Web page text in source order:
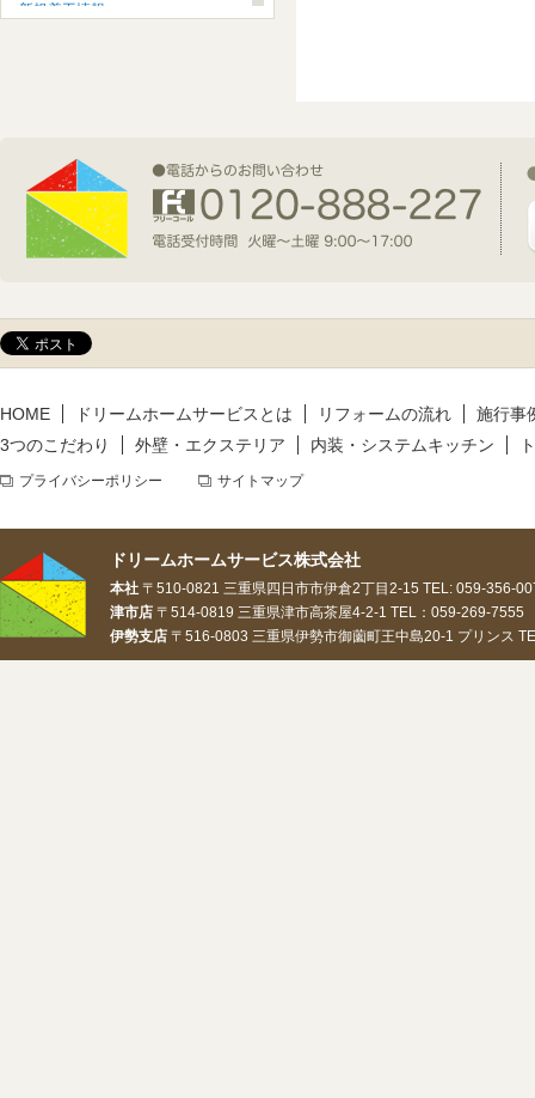
新規着工情報
新規着工情報
2026年5月14日(木)
新規着工情報
HOME ドリームホームサービスとは リフォームの流れ
施行事
3つのこだわり
外壁・エクステリア 内装・システムキッチン
プライバシーポリシー サイトマップ
ドリームホームサービス株式会社
本社 〒510-0821 三重県四日市市伊倉2丁目2-15 TEL: 059-356-
津市店 〒514-0819 三重県津市高茶屋4-2-1 TEL：059-269-
伊勢支店 〒516-0803 三重県伊勢市御薗町王中島20-1 プリンス